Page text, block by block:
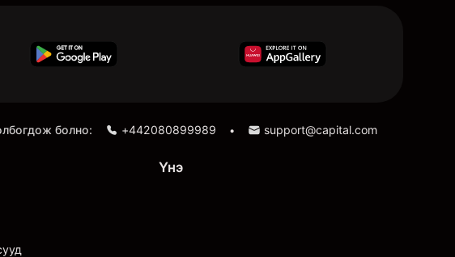
болно: +442080899989 • support@capital.com
Үнэ